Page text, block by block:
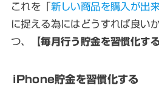
これを「新しい商品を購入が出
に捉える為にはどうすれば良い
つ、【毎月行う貯金を習慣化す
iPhone貯金を習慣化する